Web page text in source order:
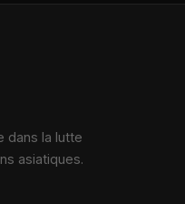
dans la lutte
asiatiques.